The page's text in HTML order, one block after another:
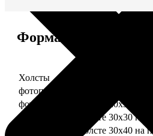
Форматы и цены
Холсты
фотопечать на холсте 20х20 на
фотопечать на холсте 20х30 на
фотопечать на холсте 30х30 на
фотопечать на холсте 30х40 на